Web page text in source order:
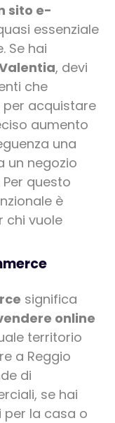
sito e-
essenziale
Se hai
, devi
che
per acquistare
aumento
una
un negozio
questo
è
chi vuole
significa
online
territorio
a Reggio
di
se hai
per la casa o